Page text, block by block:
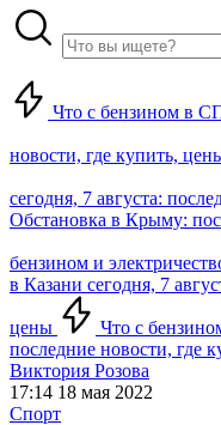
Что с бензином в
новости, где купить,
сегодня, 7 августа:
Обстановка в Крыму:
бензином и
в Казани сегодня, 7
цены
Что с
последние новости, где
Виктория Розова
17:14 18 мая 2022
Спорт